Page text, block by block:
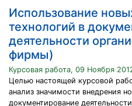
Использование
технологий в
деятельности
фирмы)
Курсовая работа, 09 Ноября
Целью настоящей курсовой
анализ значимости внедрения
документирование